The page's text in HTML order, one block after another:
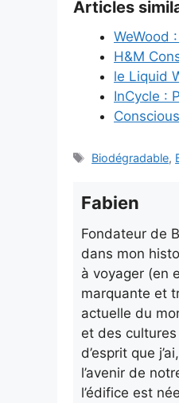
Articles
WeWood
H&M
le Liquid
InCycle :
Étiquettes
Biodégradable,
Fabien
Fondateur de
dans mon
à voyager (en
marquante et
actuelle du
et des
d’esprit que
l’avenir de
l’édifice est